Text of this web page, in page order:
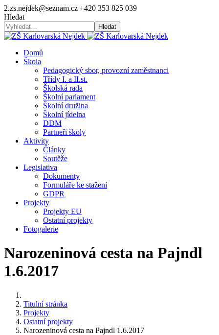
2.zs.nejdek@seznam.cz +420 353 825 039
Hledat
Hledat
Domů
Škola
Pedagogický sbor, provozní zaměstnanci
Třídy I. a II.st.
Školská rada
Školní parlament
Školní družina
Školní jídelna
DDM
Partneři školy
Aktivity
Články
Soutěže
Legislativa
Dokumenty
Formuláře ke stažení
GDPR
Projekty
Projekty EU
Ostatní projekty
Fotogalerie
Narozeninová cesta na Pajndl
1.6.2017
Titulní stránka
Projekty
Ostatní projekty
Narozeninová cesta na Pajndl 1.6.2017